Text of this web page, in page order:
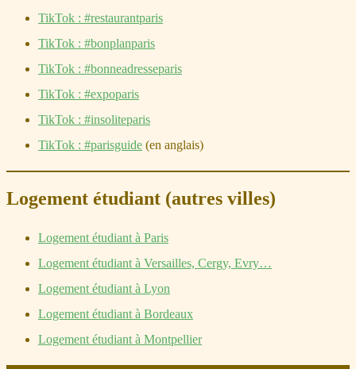
TikTok : #restaurantparis
TikTok : #bonplanparis
TikTok : #bonneadresseparis
TikTok : #expoparis
TikTok : #insoliteparis
TikTok : #parisguide (en anglais)
Logement étudiant (autres villes)
Logement étudiant à Paris
Logement étudiant à Versailles, Cergy, Evry…
Logement étudiant à Lyon
Logement étudiant à Bordeaux
Logement étudiant à Montpellier